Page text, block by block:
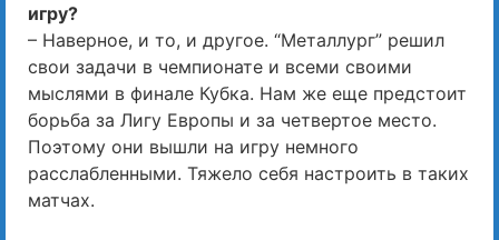
игру?
– Наверное, и то, и другое. “Металлург” решил
свои задачи в чемпионате и всеми своими
мыслями в финале Кубка. Нам же еще предстоит
борьба за Лигу Европы и за четвертое место.
Поэтому они вышли на игру немного
расслабленными. Тяжело себя настроить в таких
матчах.